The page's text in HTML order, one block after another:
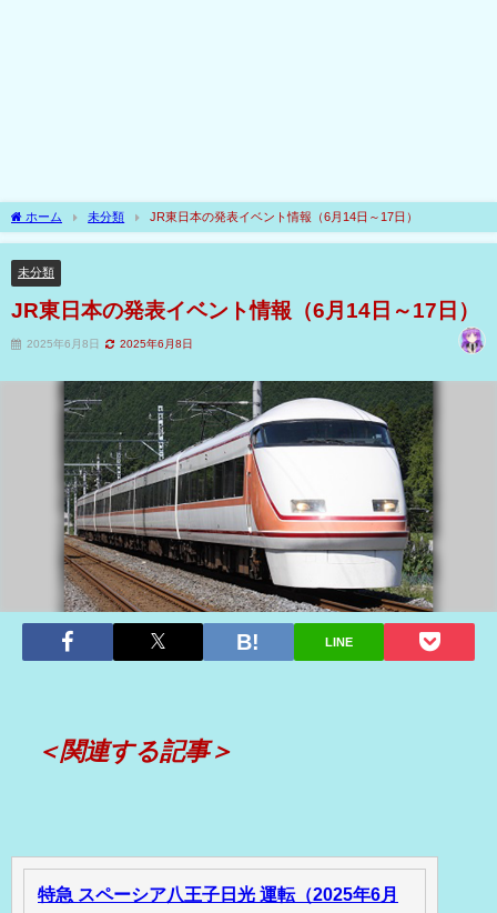
ホーム 未分類 JR東日本の発表イベント情報（6月14日～17日）
未分類
JR東日本の発表イベント情報（6月14日～17日）
2025年6月8日 2025年6月8日
LINE
＜関連する記事＞
特急 スペーシア八王子日光 運転（2025年6月